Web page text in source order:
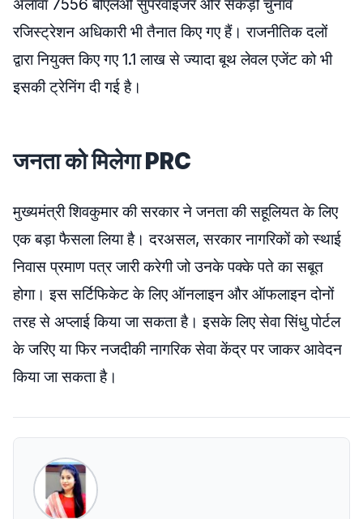
अलावा 7556 बीएलओ सुपरवाइजर और सैकड़ों चुनाव
रजिस्ट्रेशन अधिकारी भी तैनात किए गए हैं। राजनीतिक दलों
द्वारा नियुक्त किए गए 1.1 लाख से ज्यादा बूथ लेवल एजेंट को भी
इसकी ट्रेनिंग दी गई है।
जनता को मिलेगा PRC
मुख्यमंत्री शिवकुमार की सरकार ने जनता की सहूलियत के लिए
एक बड़ा फैसला लिया है। दरअसल, सरकार नागरिकों को स्थाई
निवास प्रमाण पत्र जारी करेगी जो उनके पक्के पते का सबूत
होगा। इस सर्टिफिकेट के लिए ऑनलाइन और ऑफलाइन दोनों
तरह से अप्लाई किया जा सकता है। इसके लिए सेवा सिंधु पोर्टल
के जरिए या फिर नजदीकी नागरिक सेवा केंद्र पर जाकर आवेदन
किया जा सकता है।